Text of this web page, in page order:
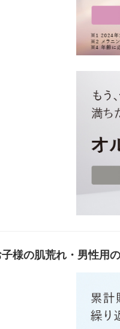
子様の肌荒れ・男性用